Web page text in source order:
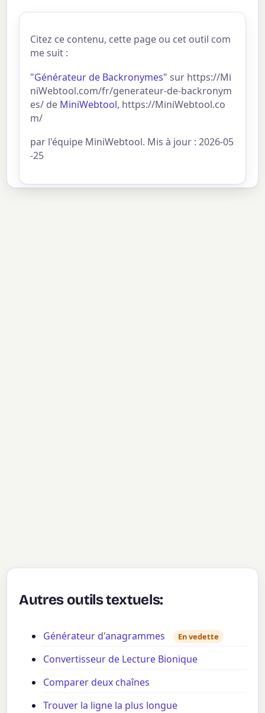
Citez ce contenu, cette page ou cet outil com
me suit :
"Générateur de Backronymes" sur https://Mi
niWebtool.com/fr/generateur-de-backronym
es/ de MiniWebtool, https://MiniWebtool.co
m/
par l'équipe MiniWebtool. Mis à jour : 2026-05
-25
Autres outils textuels:
Générateur d'anagrammes En vedette
Convertisseur de Lecture Bionique
Comparer deux chaînes
Trouver la ligne la plus longue